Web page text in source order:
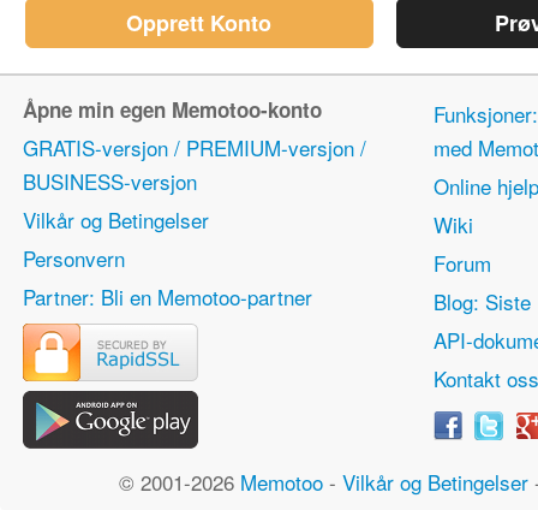
Opprett Konto
Åpne min egen Memotoo-konto
GRATIS-versjon / PREMIUM-versjon /
BUSINESS-versjon
Vilkår og Betingelser
Personvern
Partner: Bli en Memotoo-partner
med
Online hjelp
Wiki
Forum
Blog: Siste
API-
Kontakt oss
© 2001-2026 Memotoo - Vilkår og Betingelser